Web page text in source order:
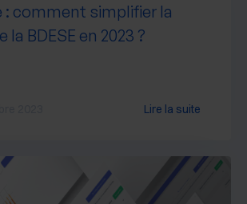
: comment simplifier la
la BDESE en 2023 ?
Lire la suite